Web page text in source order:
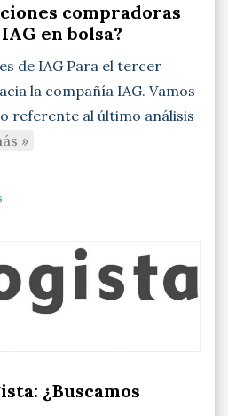
compradoras
en bolsa?
de IAG Para el tercer
la compañía IAG. Vamos
referente al último análisis
»
¿Buscamos